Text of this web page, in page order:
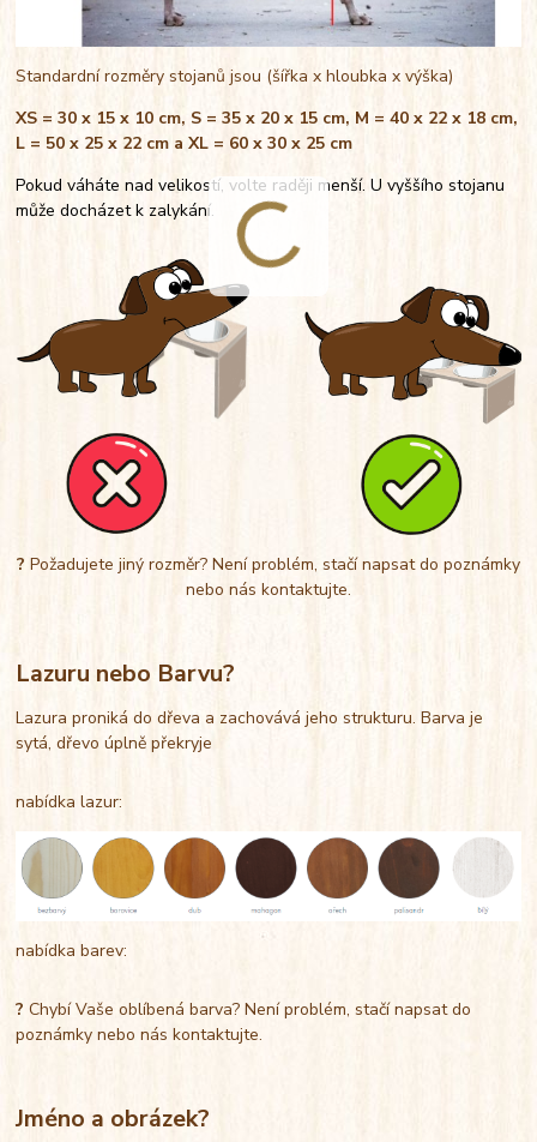
Standardní rozměry stojanů jsou (šířka x hloubka x výška)
XS = 30 x 15 x 10 cm, S = 35 x 20 x 15 cm, M = 40 x 22 x 18 cm,
L = 50 x 25 x 22 cm a XL = 60 x 30 x 25 cm
Pokud váháte nad velikostí, volte raději menší. U vyššího stojanu
může docházet k zalykání.
? Požadujete jiný rozměr? Není problém, stačí napsat do poznámky
nebo nás kontaktujte.
Lazuru nebo Barvu?
Lazura proniká do dřeva a zachovává jeho strukturu. Barva je
sytá, dřevo úplně překryje
nabídka lazur:
nabídka barev:
?Chybí Vaše oblíbená barva? Není problém, stačí napsat do
poznámky nebo nás kontaktujte.
Jméno a obrázek?